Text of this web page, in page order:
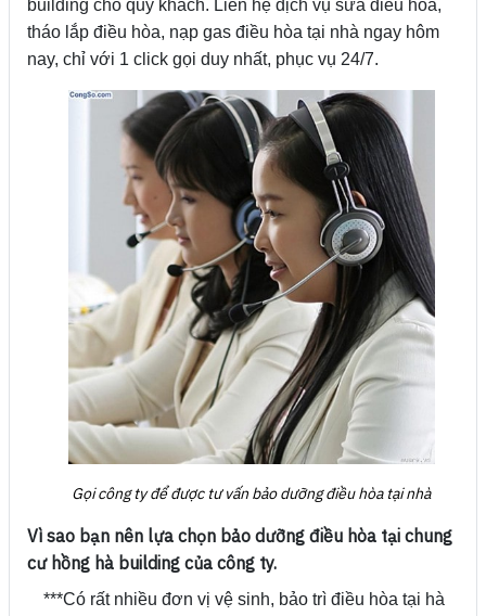
building cho quý khách. Liên hệ dịch vụ sửa điều hòa,
tháo lắp điều hòa, nạp gas điều hòa tại nhà ngay hôm
nay, chỉ với 1 click gọi duy nhất, phục vụ 24/7.
Gọi công ty để được tư vấn bảo dưỡng điều hòa tại nhà
Vì sao bạn nên lựa chọn bảo dưỡng điều hòa tại chung
cư hồng hà building của công ty.
***Có rất nhiều đơn vị vệ sinh, bảo trì điều hòa tại hà